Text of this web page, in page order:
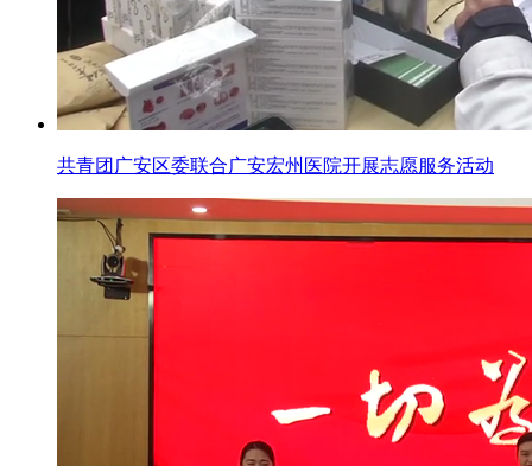
共青团广安区委联合广安宏州医院开展志愿服务活动